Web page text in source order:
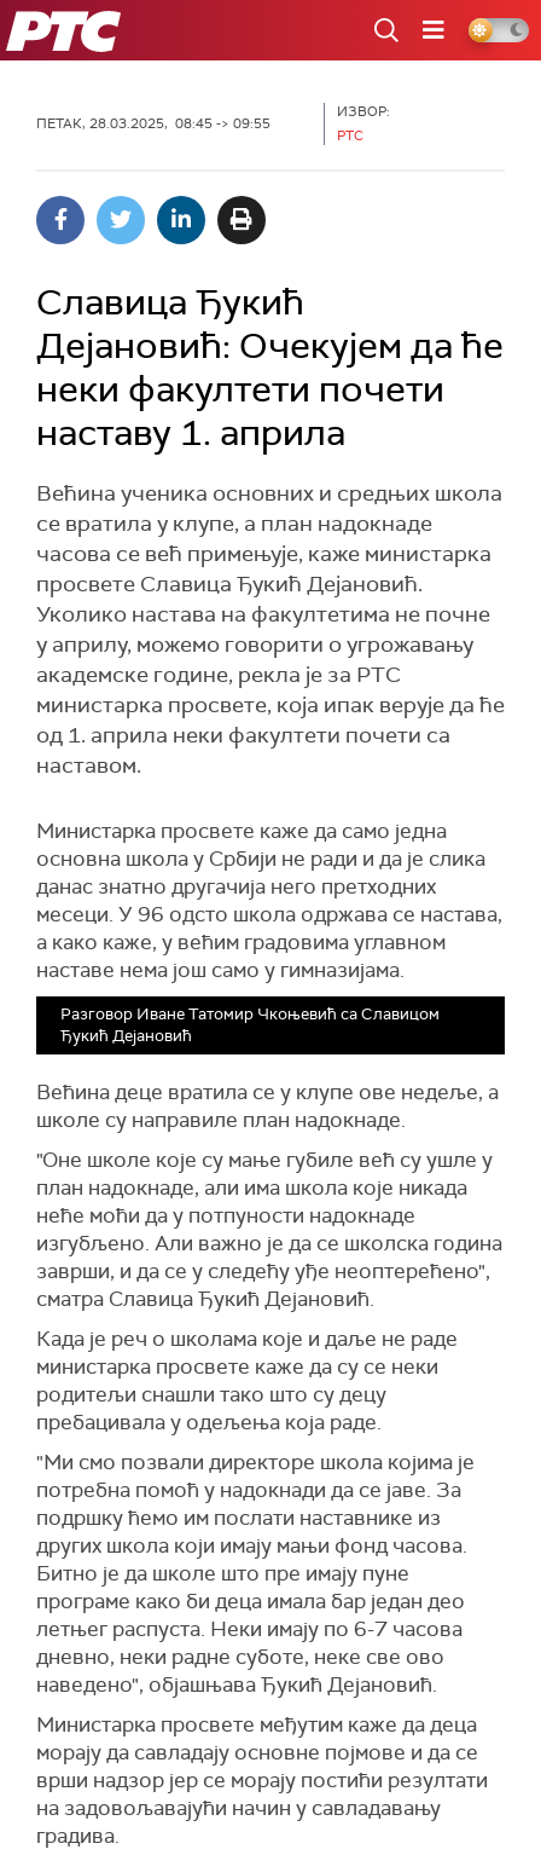
РТС
ПЕТАК, 28.03.2025, 08:45 -> 09:55
ИЗВОР:
РТС
Славица Ђукић
Дејановић: Очекујем да ће
неки факултети почети
наставу 1. априла
Већина ученика основних и средњих школа
се вратила у клупе, а план надокнаде
часова се већ примењује, каже министарка
просвете Славица Ђукић Дејановић.
Уколико настава на факултетима не почне
у априлу, можемо говорити о угрожавању
академске године, рекла је за РТС
министарка просвете, која ипак верује да ће
од 1. априла неки факултети почети са
наставом.
Министарка просвете каже да само једна
основна школа у Србији не ради и да је слика
данас знатно другачија него претходних
месеци. У 96 одсто школа одржава се настава,
а како каже, у већим градовима углавном
наставе нема још само у гимназијама.
Разговор Иване Татомир Чкоњевић са Славицом
Ђукић Дејановић
Већина деце вратила се у клупе ове недеље, а
школе су направиле план надокнаде.
"Оне школе које су мање губиле већ су ушле у
план надокнаде, али има школа које никада
неће моћи да у потпуности надокнаде
изгубљено. Али важно је да се школска година
заврши, и да се у следећу уђе неоптерећено",
сматра Славица Ђукић Дејановић.
Када је реч о школама које и даље не раде
министарка просвете каже да су се неки
родитељи снашли тако што су децу
пребацивала у одељења која раде.
"Ми смо позвали директоре школа којима је
потребна помоћ у надокнади да се јаве. За
подршку ћемо им послати наставнике из
других школа који имају мањи фонд часова.
Битно је да школе што пре имају пуне
програме како би деца имала бар један део
летњег распуста. Неки имају по 6-7 часова
дневно, неки радне суботе, неке све ово
наведено", објашњава Ђукић Дејановић.
Министарка просвете међутим каже да деца
морају да савладају основне појмове и да се
врши надзор јер се морају постићи резултати
на задовољавајући начин у савладавању
градива.